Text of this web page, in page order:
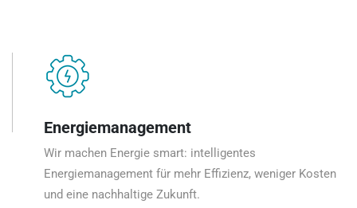
Energiemanagement
Wir machen Energie smart: intelligentes
Energiemanagement für mehr Effizienz, weniger Kosten
und eine nachhaltige Zukunft.